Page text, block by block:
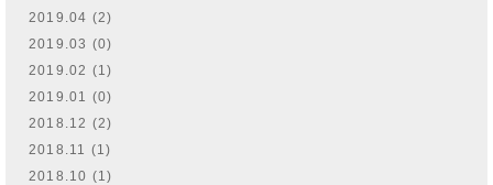
2019.04 (2)
2019.03 (0)
2019.02 (1)
2019.01 (0)
2018.12 (2)
2018.11 (1)
2018.10 (1)